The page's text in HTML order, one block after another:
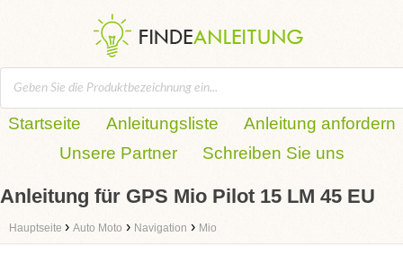
Startseite Anleitungsliste
Anleitung anfordern
Unsere Partner
Schreiben Sie uns
Anleitung für GPS Mio Pilot 15 LM 45 EU
Hauptseite › Auto Moto › Navigation › Mio